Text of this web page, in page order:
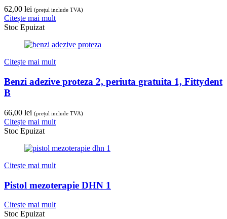
62,00 lei (prețul include TVA)
Citește mai mult
Stoc Epuizat
Citește mai mult
Benzi adezive proteza 2, periuta gratuita 1, Fittydent
B
66,00 lei (prețul include TVA)
Citește mai mult
Stoc Epuizat
Citește mai mult
Pistol mezoterapie DHN 1
Citește mai mult
Stoc Epuizat